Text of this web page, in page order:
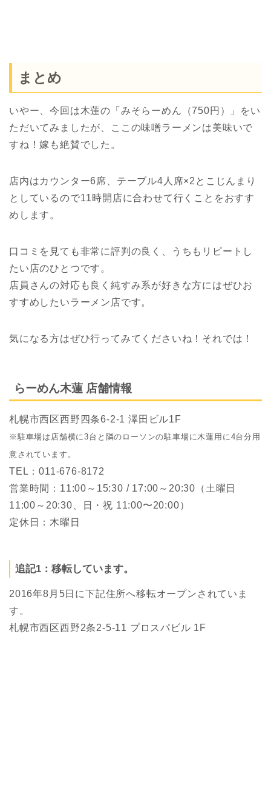
まとめ
いやー、今回は木蓮の「みそらーめん（750円）」をい
ただいてみましたが、ここの味噌ラーメンは美味いで
すね！嫁も絶賛でした。
店内はカウンター6席、テーブル4人席×2とこじんまり
としているので11時開店に合わせて行くことをおすす
めします。
口コミを見ても非常に評判の良く、うちもリピートし
たい店のひとつです。
店員さんの対応も良く純すみ系が好きな方にはぜひお
すすめしたいラーメン店です。
気になる方はぜひ行ってみてくださいね！それでは！
らーめん木蓮 店舗情報
札幌市西区西野四条6-2-1 澤田ビル1F
※駐車場は店舗横に3台と隣のローソンの駐車場に木蓮用に4台分用
意されています。
TEL：011-676-8172
営業時間：11:00～15:30 / 17:00～20:30（土曜日
11:00～20:30、日・祝 11:00〜20:00）
定休日：木曜日
追記1：移転しています。
2016年8月5日に下記住所へ移転オープンされていま
す。
札幌市西区西野2条2-5-11 プロスパビル 1F